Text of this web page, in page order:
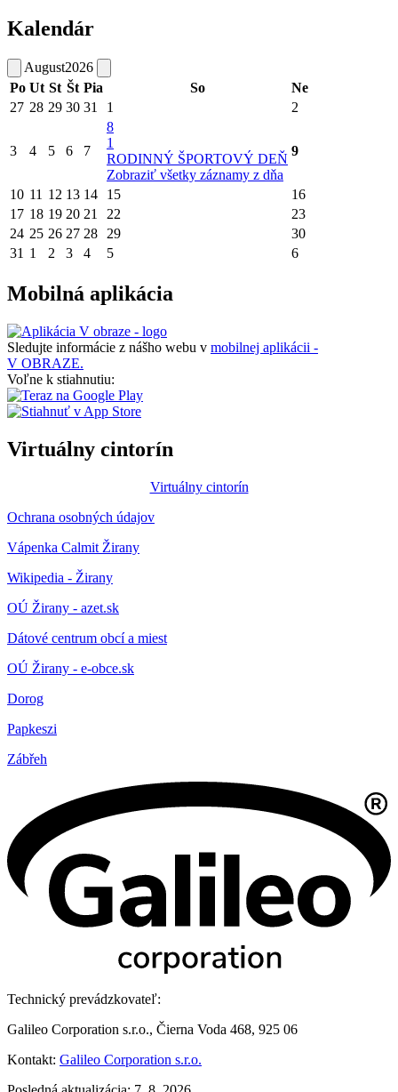
Kalendár
August2026
Po Ut St Št Pia So
Ne
27 28 29 30 31 1 2
3 4 5 6 7
8
1
RODINNÝ ŠPORTOVÝ DEŇ
Zobraziť všetky záznamy z dňa
9
10 11 12 13 14 15
16
17 18 19 20 21 22
23
24 25 26 27 28 29
30
31 1 2 3 4 5 6
Mobilná aplikácia
Sledujte informácie z nášho webu v mobilnej aplikácii -
V OBRAZE.
Voľne k stiahnutiu:
Virtuálny cintorín
Virtuálny cintorín
Ochrana osobných údajov
Vápenka Calmit Žirany
Wikipedia - Žirany
OÚ Žirany - azet.sk
Dátové centrum obcí a miest
OÚ Žirany - e-obce.sk
Dorog
Papkeszi
Zábřeh
Technický prevádzkovateľ:
Galileo Corporation s.r.o., Čierna Voda 468, 925 06
Kontakt: Galileo Corporation s.r.o.